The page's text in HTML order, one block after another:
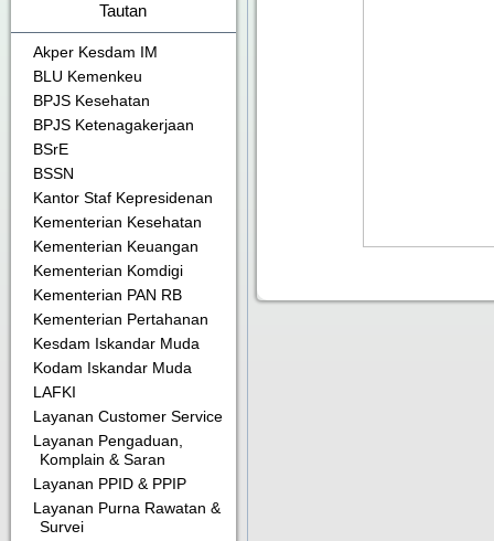
Tautan
Akper Kesdam IM
BLU Kemenkeu
BPJS Kesehatan
BPJS Ketenagakerjaan
BSrE
BSSN
Kantor Staf Kepresidenan
Kementerian Kesehatan
Kementerian Keuangan
Kementerian Komdigi
Kementerian PAN RB
Kementerian Pertahanan
Kesdam Iskandar Muda
Kodam Iskandar Muda
LAFKI
Layanan Customer Service
Layanan Pengaduan,
Komplain & Saran
Layanan PPID & PPIP
Layanan Purna Rawatan &
Survei